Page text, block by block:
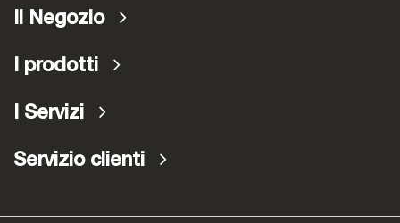
Il Negozio
I prodotti
I Servizi
Servizio clienti